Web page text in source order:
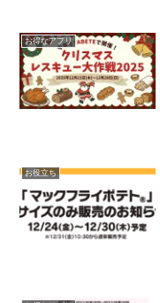
お得なアプリ
お役立ち